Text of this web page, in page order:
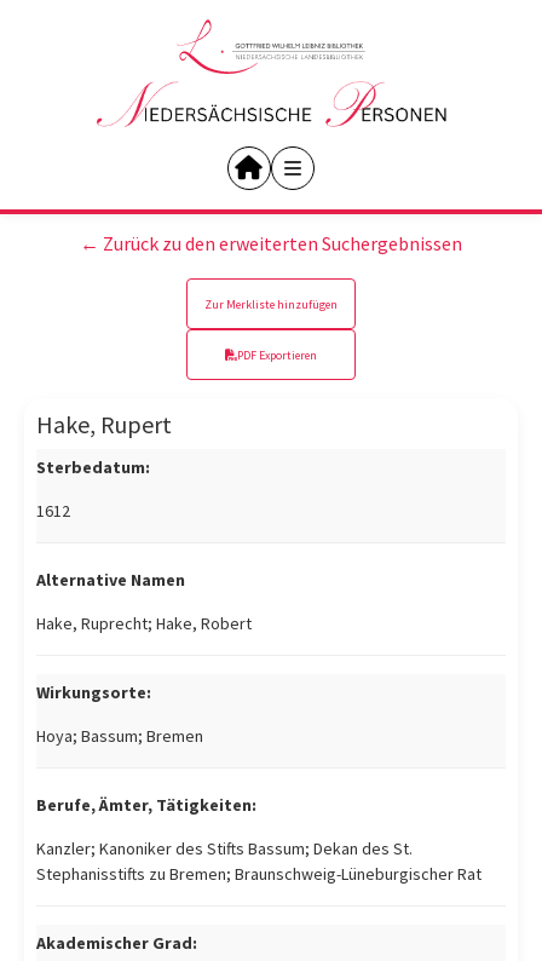
← Zurück zu den erweiterten Suchergebnissen
Zur Merkliste hinzufügen
PDF Exportieren
Hake, Rupert
Sterbedatum:
1612
Alternative Namen
Hake, Ruprecht; Hake, Robert
Wirkungsorte:
Hoya; Bassum; Bremen
Berufe, Ämter, Tätigkeiten:
Kanzler; Kanoniker des Stifts Bassum; Dekan des St.
Stephanisstifts zu Bremen; Braunschweig-Lüneburgischer Rat
Akademischer Grad: